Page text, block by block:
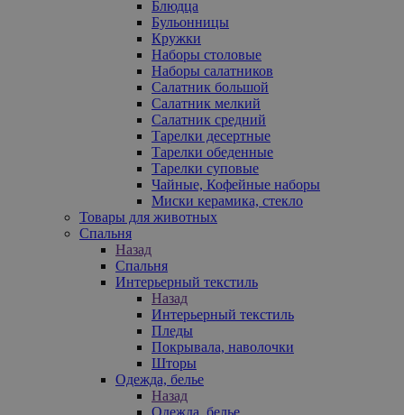
Блюдца
Бульонницы
Кружки
Наборы столовые
Наборы салатников
Салатник большой
Салатник мелкий
Салатник средний
Тарелки десертные
Тарелки обеденные
Тарелки суповые
Чайные, Кофейные наборы
Миски керамика, стекло
Товары для животных
Спальня
Назад
Спальня
Интерьерный текстиль
Назад
Интерьерный текстиль
Пледы
Покрывала, наволочки
Шторы
Одежда, белье
Назад
Одежда, белье